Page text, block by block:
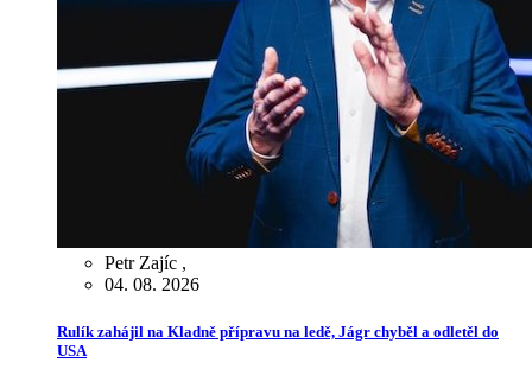
Petr Zajíc ,
04. 08. 2026
Rulík zahájil na Kladně přípravu na ledě, Jágr chyběl a odletěl do
USA